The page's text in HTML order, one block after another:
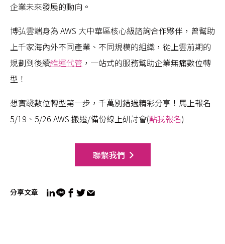
企業未來發展的動向。
博弘雲端身為 AWS 大中華區核心級諮詢合作夥伴，曾幫助
上千家海內外不同產業、不同規模的組織，從上雲前期的
規劃到後續維運代管 ，一站式的服務幫助企業無痛數位轉
型！
想實踐數位轉型第一步，千萬別錯過精彩分享！馬上報名
5/19、5/26 AWS 搬遷/備份線上研討會(點我報名)
聯繫我們
分享文章